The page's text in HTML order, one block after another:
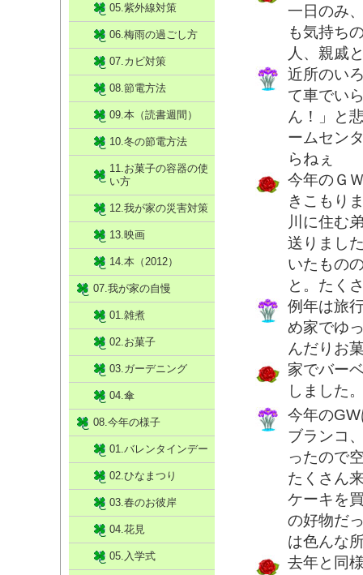
一日のみ
も気持ち
人、親戚
近所のい
て車でい
ん！」と
ームセン
らねぇ
今年のＧ
きこもり
川に住む
送りまし
いたもの
と。たく
例年は旅
め家でゆ
んだりお
家でバー
しました
今年の
ブランコ
ったので
たくさん
ケーキを
の好物だ
は色んな
去年と同
05.紫外線対策
06.梅雨の過ごし方
07.カビ対策
08.節電方法
09.本（読書週間）
10.冬の節電方法
11.お菓子の容器の使
い方
12.我が家の災害対策
13.映画
14.本（2012）
07.我が家の自慢
01.雑煮
02.お菓子
03.ガーデニング
04.傘
08.今年の様子
01.バレンタインデー
02.ひなまつり
03.春のお彼岸
04.花見
05.入学式